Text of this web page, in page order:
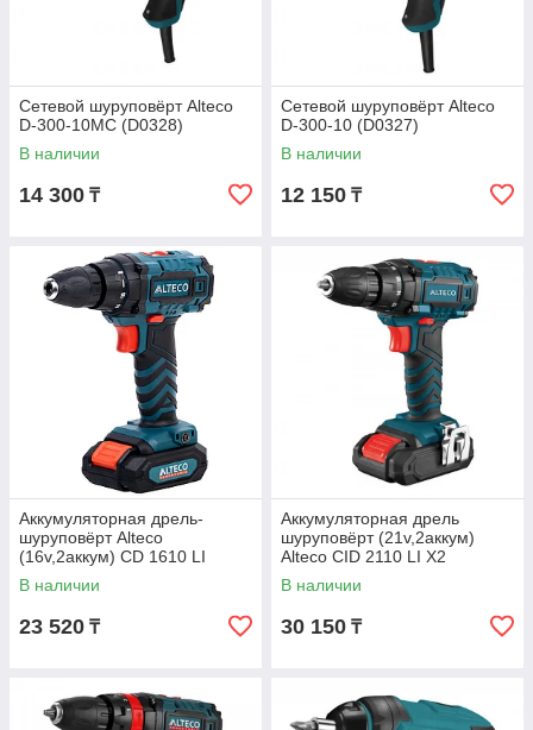
Сетевой шуруповёрт Alteco
D-300-10МС (D0328)
В наличии
14 300 ₸
Сетевой шуруповёрт Alteco
D-300-10 (D0327)
В наличии
12 150 ₸
Аккумуляторная дрель-
шуруповёрт Alteco
(16v,2аккум) CD 1610 LI
(0412)
В наличии
23 520 ₸
Аккумуляторная дрель
шуруповёрт (21v,2аккум)
Alteco CID 2110 LI X2
В наличии
30 150 ₸